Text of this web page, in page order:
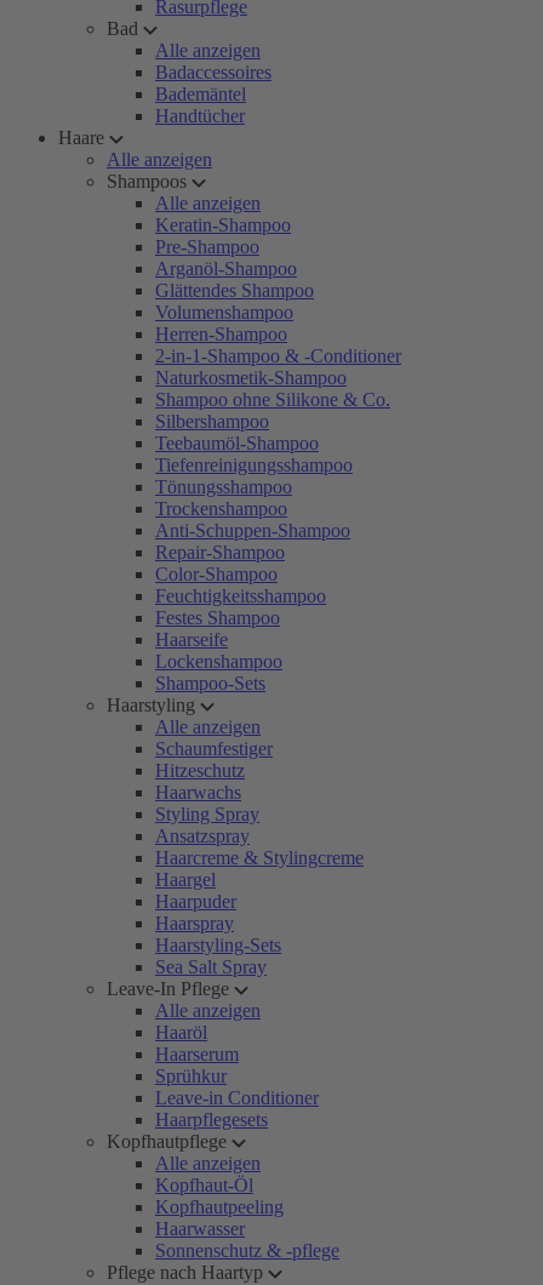
Rasurpflege
Bad
Alle anzeigen
Badaccessoires
Bademäntel
Handtücher
Haare
Alle anzeigen
Shampoos
Alle anzeigen
Keratin-Shampoo
Pre-Shampoo
Arganöl-Shampoo
Glättendes Shampoo
Volumenshampoo
Herren-Shampoo
2-in-1-Shampoo & -Conditioner
Naturkosmetik-Shampoo
Shampoo ohne Silikone & Co.
Silbershampoo
Teebaumöl-Shampoo
Tiefenreinigungsshampoo
Tönungsshampoo
Trockenshampoo
Anti-Schuppen-Shampoo
Repair-Shampoo
Color-Shampoo
Feuchtigkeitsshampoo
Festes Shampoo
Haarseife
Lockenshampoo
Shampoo-Sets
Haarstyling
Alle anzeigen
Schaumfestiger
Hitzeschutz
Haarwachs
Styling Spray
Ansatzspray
Haarcreme & Stylingcreme
Haargel
Haarpuder
Haarspray
Haarstyling-Sets
Sea Salt Spray
Leave-In Pflege
Alle anzeigen
Haaröl
Haarserum
Sprühkur
Leave-in Conditioner
Haarpflegesets
Kopfhautpflege
Alle anzeigen
Kopfhaut-Öl
Kopfhautpeeling
Haarwasser
Sonnenschutz & -pflege
Pflege nach Haartyp